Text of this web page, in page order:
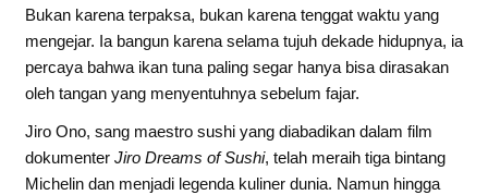
Bukan karena terpaksa, bukan karena tenggat waktu yang
mengejar. Ia bangun karena selama tujuh dekade hidupnya, ia
percaya bahwa ikan tuna paling segar hanya bisa dirasakan
oleh tangan yang menyentuhnya sebelum fajar.
Jiro Ono, sang maestro sushi yang diabadikan dalam film
dokumenter Jiro Dreams of Sushi, telah meraih tiga bintang
Michelin dan menjadi legenda kuliner dunia. Namun hingga